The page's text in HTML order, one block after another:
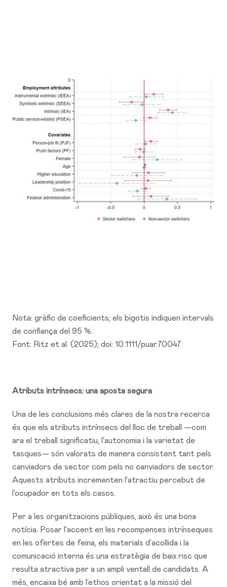
Nota: gràfic de coeficients; els bigotis indiquen intervals
de confiança del 95 %.
Font: Ritz et al. (2025); doi: 10.1111/puar.70047
Atributs intrínsecs: una aposta segura
Una de les conclusions més clares de la nostra recerca
és que els atributs intrínsecs del lloc de treball —com
ara el treball significatiu, l’autonomia i la varietat de
tasques— són valorats de manera consistent tant pels
canviadors de sector com pels no canviadors de sector.
Aquests atributs incrementen l’atractiu percebut de
l’ocupador en tots els casos.
Per a les organitzacions públiques, això és una bona
notícia. Posar l’accent en les recompenses intrínseques
en les ofertes de feina, els materials d’acollida i la
comunicació interna és una estratègia de baix risc que
resulta atractiva per a un ampli ventall de candidats. A
més, encaixa bé amb l’ethos orientat a la missió del